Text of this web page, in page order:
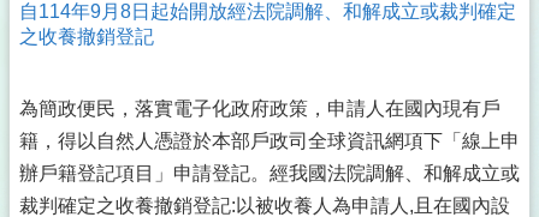
自114年9月8日起始開放經法院調解、和解成立或裁判確定
之收養撤銷登記
為簡政便民，落實電子化政府政策，申請人在國內現有戶
籍，得以自然人憑證於本部戶政司全球資訊網項下「線上申
辦戶籍登記項目」申請登記。經我國法院調解、和解成立或
裁判確定之收養撤銷登記:以被收養人為申請人,且在國內設